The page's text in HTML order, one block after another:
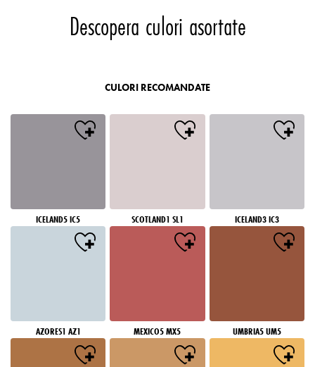
Descopera culori asortate
CULORI RECOMANDATE
ICELAND5 IC5 SCOTLAND1 SL1 ICELAND3 IC3
AZORES1 AZ1 MEXICO5 MX5 UMBRIA5 UM5